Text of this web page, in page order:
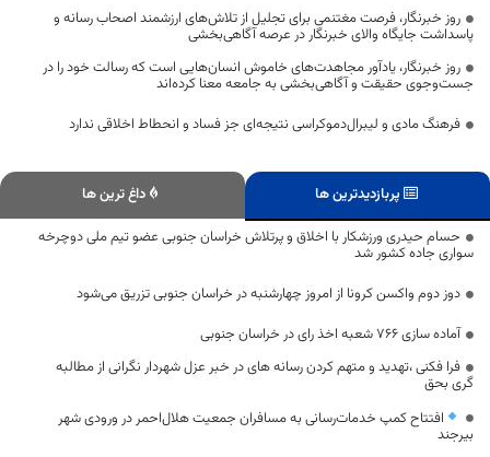
روز خبرنگار، فرصت مغتنمی برای تجلیل از تلاش‌های ارزشمند اصحاب رسانه و
پاسداشت جایگاه والای خبرنگار در عرصه آگاهی‌بخشی
روز خبرنگار، یادآور مجاهدت‌های خاموش انسان‌هایی است که رسالت خود را در
جست‌وجوی حقیقت و آگاهی‌بخشی به جامعه معنا کرده‌اند
فرهنگ مادی و لیبرال‌دموکراسی نتیجه‌ای جز فساد و انحطاط اخلاقی ندارد
پربازدیدترین ها
داغ ترین ها
حسام حیدری ورزشکار با اخلاق و پرتلاش خراسان جنوبی عضو تیم ملی دوچرخه
سواری جاده کشور شد
دوز دوم واکسن کرونا از امروز چهارشنبه در خراسان‌ جنوبی تزریق می‌شود
آماده سازی ۷۶۶ شعبه اخذ رای در خراسان جنوبی
فرا فکنی ،تهدید و متهم کردن رسانه های در خبر عزل شهردار نگرانی از مطالبه
گری بحق
افتتاح کمپ خدمات‌رسانی به مسافران جمعیت هلال‌احمر در ورودی شهر
بیرجند